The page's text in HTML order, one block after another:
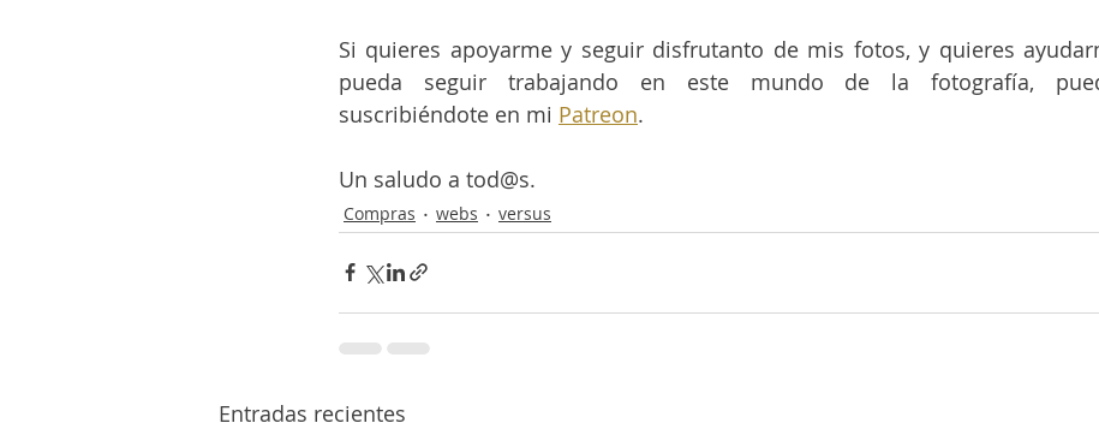
Si quieres apoyarme y seguir disfrutanto de mis fotos, y quieres
pueda seguir trabajando en este mundo de la fotografía,
suscribiéndote en mi Patreon.
Un saludo a tod@s.
Compras webs versus
Entradas recientes